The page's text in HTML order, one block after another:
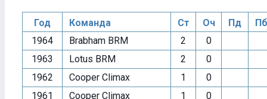
Год Команда Ст Оч Пд
Пб
1964
Brabham BRM 2
0
1963
Lotus BRM 2
0
1962
Cooper Climax 1
0
1961
Cooper Climax 1 0